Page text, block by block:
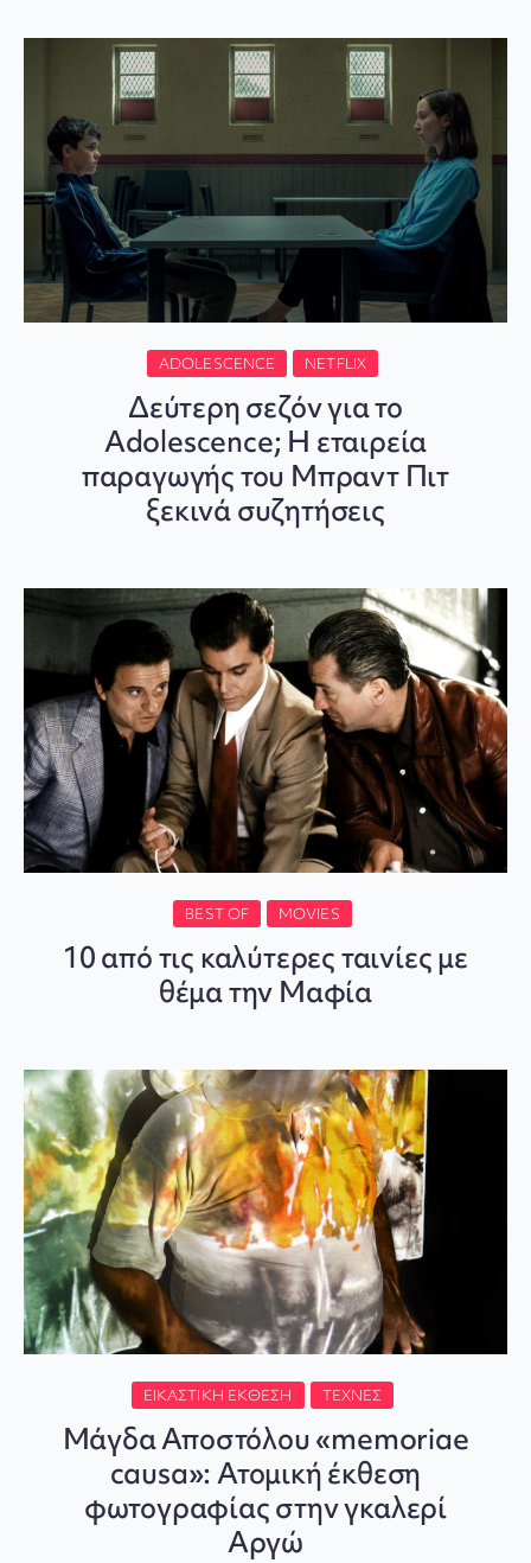
ADOLESCENCE NETFLIX
Δεύτερη σεζόν για το
Adolescence; Η εταιρεία
παραγωγής του Μπραντ Πιτ
ξεκινά συζητήσεις
BEST OF MOVIES
10 από τις καλύτερες ταινίες με
θέμα την Μαφία
ΕΙΚΑΣΤΙΚΉ ΈΚΘΕΣΗ ΤΈΧΝΕΣ
Μάγδα Αποστόλου «memoriae
causa»: Ατομική έκθεση
φωτογραφίας στην γκαλερί
Αργώ